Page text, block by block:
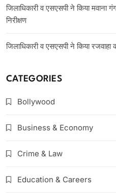
जिलाधिकारी व एसएसपी ने किया मवाना
निरीक्षण
जिलाधिकारी व एसएसपी ने किया रजवाहा
CATEGORIES
Bollywood
Business & Economy
Crime & Law
Education & Careers